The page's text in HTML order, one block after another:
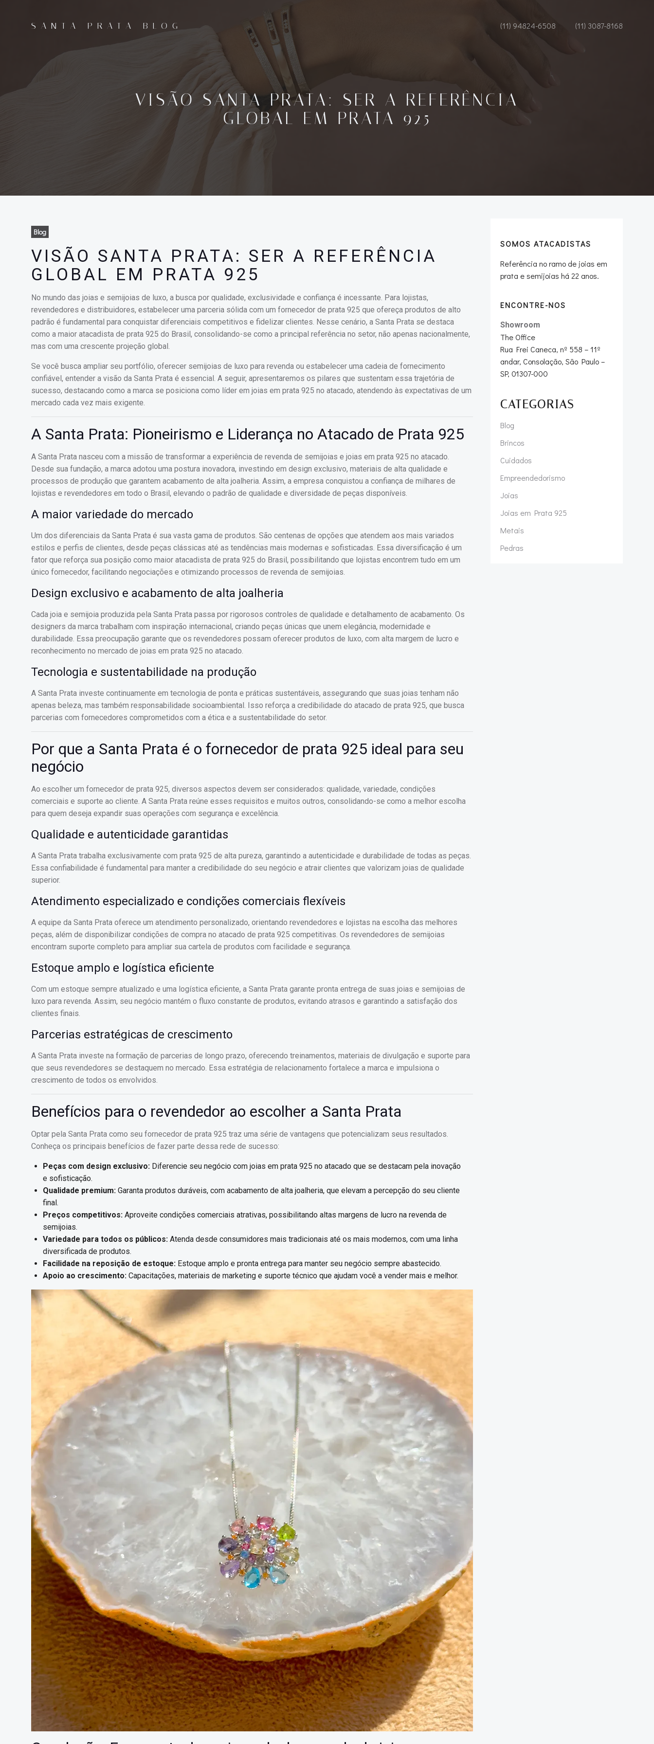
SANTA PRATA BLOG (11) 94824-6508 (11) 3087-8168
VISÃO SANTA PRATA: SER A REFERÊNCIA
GLOBAL EM PRATA 925
Blog
VISÃO SANTA PRATA: SER A REFERÊNCIA
GLOBAL EM PRATA 925
No mundo das joias e semijoias de luxo, a busca por qualidade, exclusividade e confiança é incessante. Para lojistas,
revendedores e distribuidores, estabelecer uma parceria sólida com um fornecedor de prata 925 que ofereça produtos de alto
padrão é fundamental para conquistar diferenciais competitivos e fidelizar clientes. Nesse cenário, a Santa Prata se destaca
como a maior atacadista de prata 925 do Brasil, consolidando-se como a principal referência no setor, não apenas nacionalmente,
mas com uma crescente projeção global.
Se você busca ampliar seu portfólio, oferecer semijoias de luxo para revenda ou estabelecer uma cadeia de fornecimento
confiável, entender a visão da Santa Prata é essencial. A seguir, apresentaremos os pilares que sustentam essa trajetória de
sucesso, destacando como a marca se posiciona como líder em joias em prata 925 no atacado, atendendo às expectativas de um
mercado cada vez mais exigente.
A Santa Prata: Pioneirismo e Liderança no Atacado de Prata 925
A Santa Prata nasceu com a missão de transformar a experiência de revenda de semijoias e joias em prata 925 no atacado.
Desde sua fundação, a marca adotou uma postura inovadora, investindo em design exclusivo, materiais de alta qualidade e
processos de produção que garantem acabamento de alta joalheria. Assim, a empresa conquistou a confiança de milhares de
lojistas e revendedores em todo o Brasil, elevando o padrão de qualidade e diversidade de peças disponíveis.
A maior variedade do mercado
Um dos diferenciais da Santa Prata é sua vasta gama de produtos. São centenas de opções que atendem aos mais variados
estilos e perfis de clientes, desde peças clássicas até as tendências mais modernas e sofisticadas. Essa diversificação é um
fator que reforça sua posição como maior atacadista de prata 925 do Brasil, possibilitando que lojistas encontrem tudo em um
único fornecedor, facilitando negociações e otimizando processos de revenda de semijoias.
Design exclusivo e acabamento de alta joalheria
Cada joia e semijoia produzida pela Santa Prata passa por rigorosos controles de qualidade e detalhamento de acabamento. Os
designers da marca trabalham com inspiração internacional, criando peças únicas que unem elegância, modernidade e
durabilidade. Essa preocupação garante que os revendedores possam oferecer produtos de luxo, com alta margem de lucro e
reconhecimento no mercado de joias em prata 925 no atacado.
Tecnologia e sustentabilidade na produção
A Santa Prata investe continuamente em tecnologia de ponta e práticas sustentáveis, assegurando que suas joias tenham não
apenas beleza, mas também responsabilidade socioambiental. Isso reforça a credibilidade do atacado de prata 925, que busca
parcerias com fornecedores comprometidos com a ética e a sustentabilidade do setor.
Por que a Santa Prata é o fornecedor de prata 925 ideal para seu
negócio
Ao escolher um fornecedor de prata 925, diversos aspectos devem ser considerados: qualidade, variedade, condições
comerciais e suporte ao cliente. A Santa Prata reúne esses requisitos e muitos outros, consolidando-se como a melhor escolha
para quem deseja expandir suas operações com segurança e excelência.
Qualidade e autenticidade garantidas
A Santa Prata trabalha exclusivamente com prata 925 de alta pureza, garantindo a autenticidade e durabilidade de todas as peças.
Essa confiabilidade é fundamental para manter a credibilidade do seu negócio e atrair clientes que valorizam joias de qualidade
superior.
Atendimento especializado e condições comerciais flexíveis
A equipe da Santa Prata oferece um atendimento personalizado, orientando revendedores e lojistas na escolha das melhores
peças, além de disponibilizar condições de compra no atacado de prata 925 competitivas. Os revendedores de semijoias
encontram suporte completo para ampliar sua cartela de produtos com facilidade e segurança.
Estoque amplo e logística eficiente
Com um estoque sempre atualizado e uma logística eficiente, a Santa Prata garante pronta entrega de suas joias e semijoias de
luxo para revenda. Assim, seu negócio mantém o fluxo constante de produtos, evitando atrasos e garantindo a satisfação dos
clientes finais.
Parcerias estratégicas de crescimento
A Santa Prata investe na formação de parcerias de longo prazo, oferecendo treinamentos, materiais de divulgação e suporte para
que seus revendedores se destaquem no mercado. Essa estratégia de relacionamento fortalece a marca e impulsiona o
crescimento de todos os envolvidos.
Benefícios para o revendedor ao escolher a Santa Prata
Optar pela Santa Prata como seu fornecedor de prata 925 traz uma série de vantagens que potencializam seus resultados.
Conheça os principais benefícios de fazer parte dessa rede de sucesso:
Peças com design exclusivo: Diferencie seu negócio com joias em prata 925 no atacado que se destacam pela inovação
e sofisticação.
Qualidade premium: Garanta produtos duráveis, com acabamento de alta joalheria, que elevam a percepção do seu cliente
final.
Preços competitivos: Aproveite condições comerciais atrativas, possibilitando altas margens de lucro na revenda de
semijoias.
Variedade para todos os públicos: Atenda desde consumidores mais tradicionais até os mais modernos, com uma linha
diversificada de produtos.
Facilidade na reposição de estoque: Estoque amplo e pronta entrega para manter seu negócio sempre abastecido.
Apoio ao crescimento: Capacitações, materiais de marketing e suporte técnico que ajudam você a vender mais e melhor.
SOMOS ATACADISTAS
Referência no ramo de joias em
prata e semijoias há 22 anos.
ENCONTRE-NOS
Showroom
The Office
Rua Frei Caneca, nº 558 – 11º
andar, Consolação, São Paulo –
SP, 01307-000
CATEGORIAS
Blog
Brincos
Cuidados
Empreendedorismo
Joias
Joias em Prata 925
Metais
Pedras